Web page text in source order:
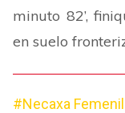
minuto 82’,
en suelo
#Necaxa Femenil